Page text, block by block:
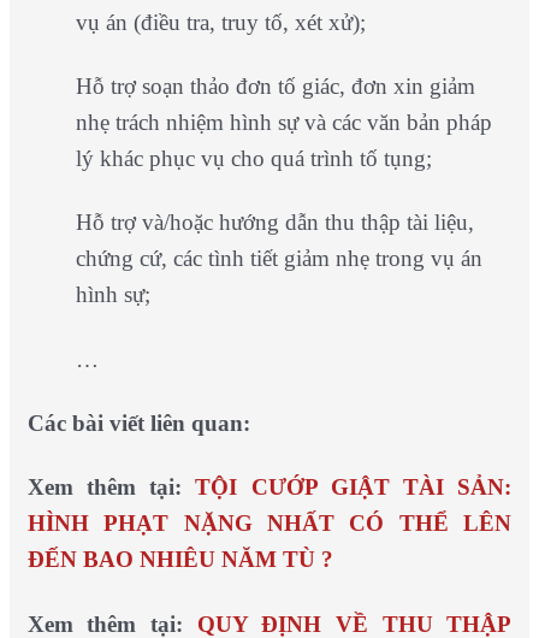
vụ án (điều tra, truy tố, xét xử);
Hỗ trợ soạn thảo đơn tố giác, đơn xin giảm
nhẹ trách nhiệm hình sự và các văn bản pháp
lý khác phục vụ cho quá trình tố tụng;
Hỗ trợ và/hoặc hướng dẫn thu thập tài liệu,
chứng cứ, các tình tiết giảm nhẹ trong vụ án
hình sự;
…
Các bài viết liên quan:
Xem thêm tại:TỘI CƯỚP GIẬT TÀI SẢN:
HÌNH PHẠT NẶNG NHẤT CÓ THỂ LÊN
ĐẾN BAO NHIÊU NĂM TÙ ?
Xem thêm tại: QUY ĐỊNH VỀ THU THẬP